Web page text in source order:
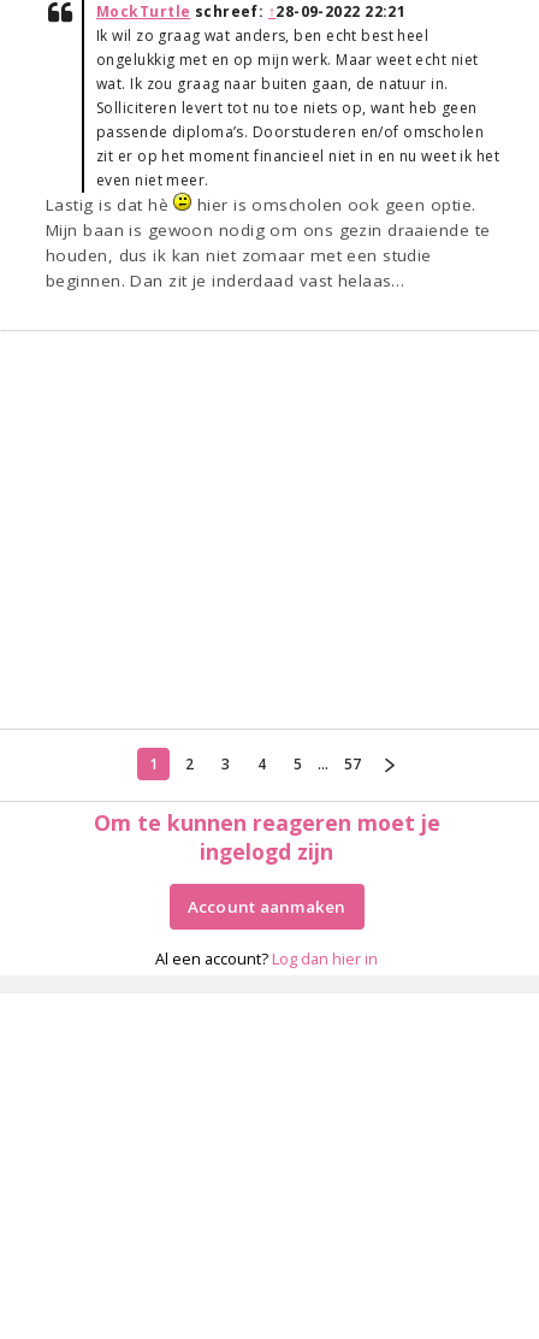
MockTurtle schreef: ↑28-09-2022 22:21
Ik wil zo graag wat anders, ben echt best heel
ongelukkig met en op mijn werk. Maar weet echt niet
wat. Ik zou graag naar buiten gaan, de natuur in.
Solliciteren levert tot nu toe niets op, want heb geen
passende diploma’s. Doorstuderen en/of omscholen
zit er op het moment financieel niet in en nu weet ik het
even niet meer.
Lastig is dat hè
hier is omscholen ook geen optie.
Mijn baan is gewoon nodig om ons gezin draaiende te
houden, dus ik kan niet zomaar met een studie
beginnen. Dan zit je inderdaad vast helaas…
1 2 3 4 5 ... 57
Om te kunnen reageren moet je
ingelogd zijn
Account aanmaken
Al een account? Log dan hier in